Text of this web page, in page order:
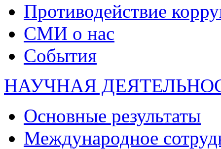
Противодействие
СМИ о нас
События
НАУЧНАЯ
Основные результаты
Международное